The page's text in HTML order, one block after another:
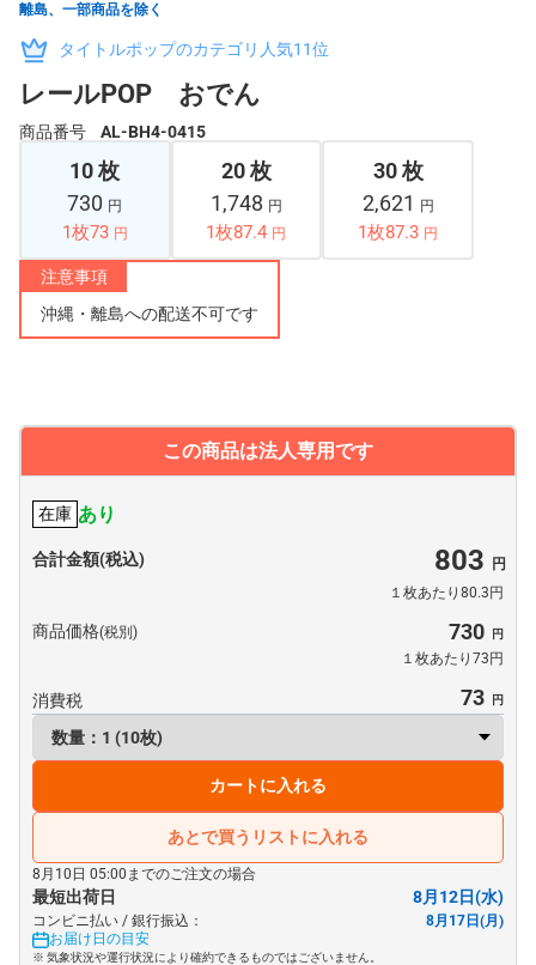
離島、一部商品を除く
タイトルポップのカテゴリ人気11位
レールPOP おでん
商品番号 AL-BH4-0415
10 枚
730 円
1枚73 円
20 枚
1,748 円
1枚87.4 円
30 枚
2,621 円
1枚87.3 円
注意事項
沖縄・離島への配送不可です
この商品は法人専用です
在庫 あり
合計金額(税込) 803
１枚あたり80.3円
商品価格(税別) 730
１枚あたり73円
消費税 73
カートに入れる
あとで買うリストに入れる
8月10日 05:00までのご注文の場合
最短出荷日 8月12日(水)
コンビニ払い / 銀行振込：
8月17日(月)
お届け日の目安
※ 気象状況や運行状況により確約できるものではございません。